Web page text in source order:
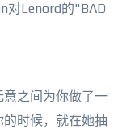
对Lenord的"BAD
之间为你做了一
时候，就在她抽